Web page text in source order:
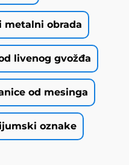
metalni obrada
livenog gvožđa
od mesinga
oznake